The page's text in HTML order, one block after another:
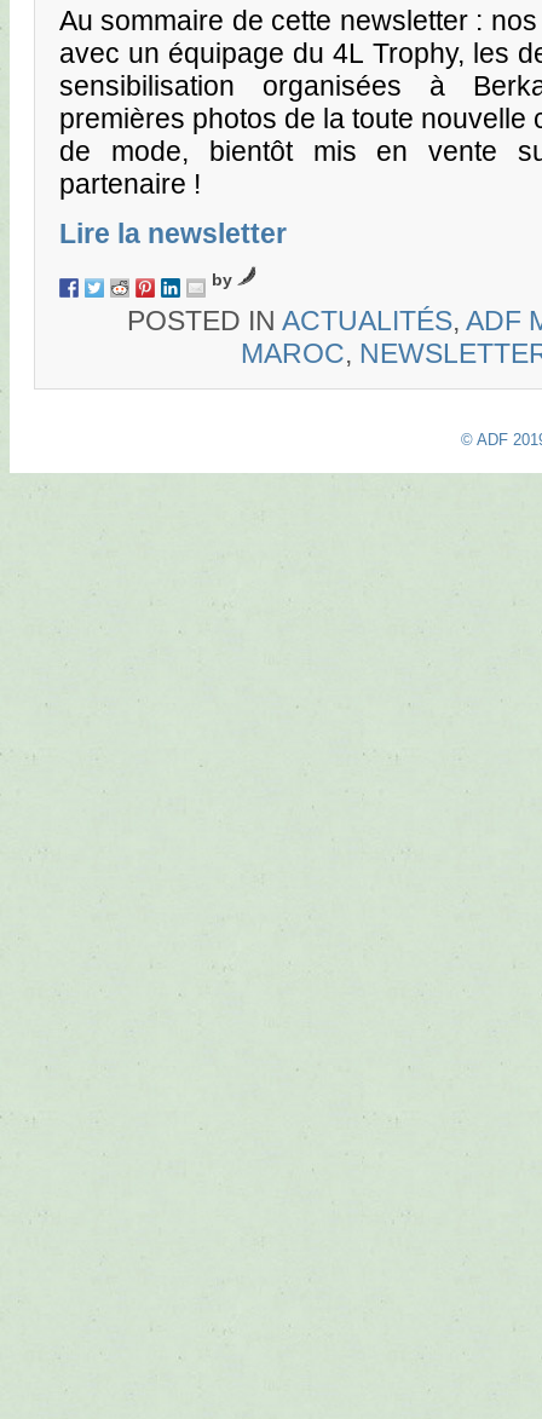
Au sommaire de cette newsletter :
avec un équipage du 4L Trophy, les
sensibilisation organisées à
premières photos de la toute nouvelle
de mode, bientôt mis en vente
partenaire !
Lire la newsletter
by
POSTED IN ACTUALITÉS, ADF
MAROC,
© ADF